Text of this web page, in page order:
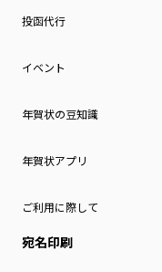
投函代行
イベント
年賀状の豆知識
年賀状アプリ
ご利用に際して
宛名印刷